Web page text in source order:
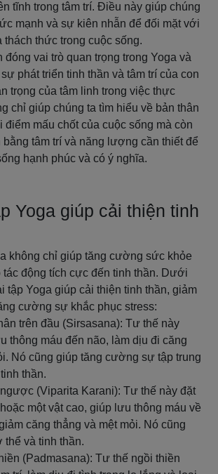
tĩnh trong tâm trí. Điều này giúp chúng
mạnh và sự kiên nhẫn để đối mặt với
thách thức trong cuộc sống.
đóng vai trò quan trọng trong Yoga và
phát triển tinh thần và tâm trí của con
trọng của tâm linh trong việc thực
chỉ giúp chúng ta tìm hiểu về bản thân
điểm mấu chốt của cuộc sống mà còn
tâm trí và năng lượng cần thiết để
hạnh phúc và có ý nghĩa.
Yoga giúp cải thiện tinh
không chỉ giúp tăng cường sức khỏe
tác động tích cực đến tinh thần. Dưới
tập Yoga giúp cải thiện tinh thần, giảm
cường sự khắc phục stress:
trên đầu (Sirsasana): Tư thế này
thông máu đến não, làm dịu đi căng
Nó cũng giúp tăng cường sự tập trung
thần.
(Viparita Karani): Tư thế này đặt
một vật cao, giúp lưu thông máu về
căng thẳng và mệt mỏi. Nó cũng
và tinh thần.
(Padmasana): Tư thế ngồi thiền